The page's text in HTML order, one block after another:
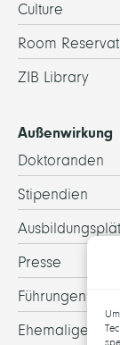
Culture
Room
ZIB Library
Außenwirkung
Doktoranden
Stipendien
Presse
Führungen
Ehemalige